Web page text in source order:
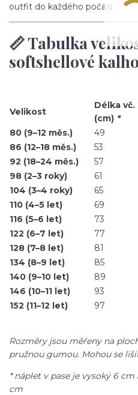
outfit do každého počasí.
📏 Tabulka
softshellové
Velikost
Délka
(cm) *
80 (9–12 měs.)
49
86 (12–18 měs.)
53
92 (18–24 měs.)
57
98 (2–3 roky)
61
104 (3–4 roky)
65
110 (4–5 let)
69
116 (5–6 let)
73
122 (6–7 let)
77
128 (7–8 let)
81
134 (8–9 let)
85
140 (9–10 let)
89
146 (10–11 let)
93
152 (11–12 let)
97
Rozměry jsou měřeny na
pružnou gumou. Mohou se
* náplet v pase je vysoký 6
cm